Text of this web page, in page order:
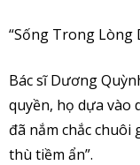
“Sống Trong Lòng
Bác sĩ Dương
quyền, họ dựa vào
đã nắm chắc chuôi
thù tiềm ẩn”.